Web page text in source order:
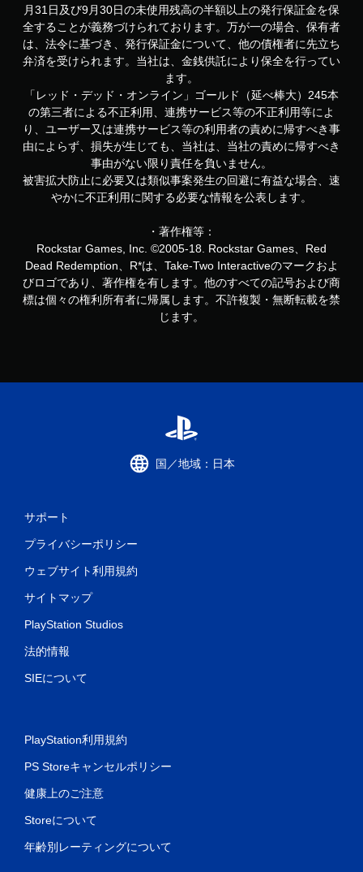
月31日及び9月30日の未使用残高の半額以上の発行保証金を保
全することが義務づけられております。万が一の場合、保有者
は、法令に基づき、発行保証金について、他の債権者に先立ち
弁済を受けられます。当社は、金銭供託により保全を行ってい
ます。
「レッド・デッド・オンライン」ゴールド（延べ棒大）245本
の第三者による不正利用、連携サービス等の不正利用等によ
り、ユーザー又は連携サービス等の利用者の責めに帰すべき事
由によらず、損失が生じても、当社は、当社の責めに帰すべき
事由がない限り責任を負いません。
被害拡大防止に必要又は類似事案発生の回避に有益な場合、速
やかに不正利用に関する必要な情報を公表します。
・著作権等：
Rockstar Games, Inc. ©2005-18. Rockstar Games、Red
Dead Redemption、R*は、Take-Two Interactiveのマークおよ
びロゴであり、著作権を有します。他のすべての記号および商
標は個々の権利所有者に帰属します。不許複製・無断転載を禁
じます。
国／地域：日本
サポート
プライバシーポリシー
ウェブサイト利用規約
サイトマップ
PlayStation Studios
法的情報
SIEについて
PlayStation利用規約
PS Storeキャンセルポリシー
健康上のご注意
Storeについて
年齢別レーティングについて